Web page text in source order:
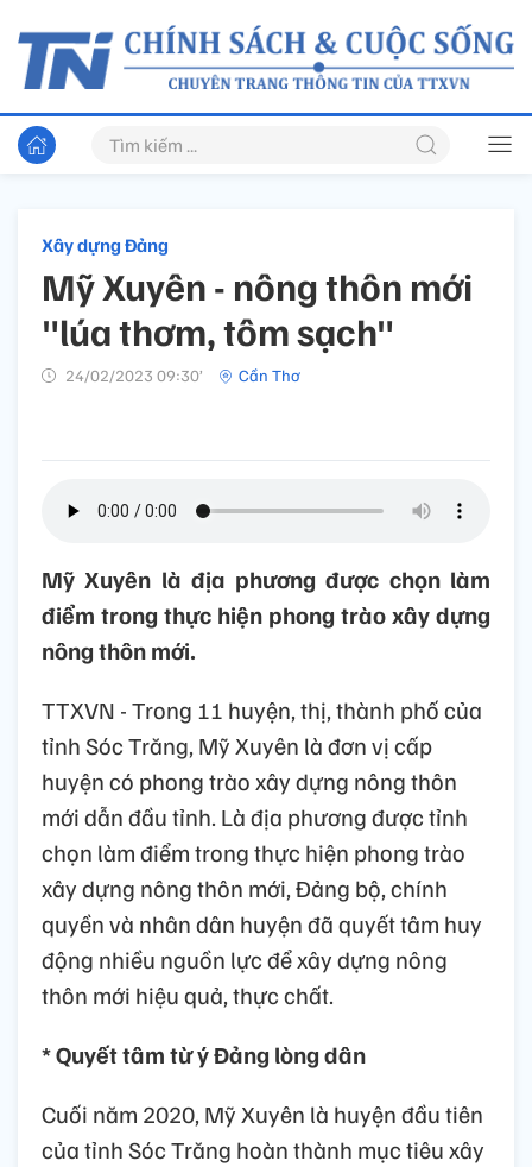
Xây dựng Đảng
Mỹ Xuyên - nông thôn mới
"lúa thơm, tôm sạch"
24/02/2023 09:30’ Cần Thơ
Mỹ Xuyên là địa phương được chọn làm
điểm trong thực hiện phong trào xây dựng
nông thôn mới.
TTXVN - Trong 11 huyện, thị, thành phố của
tỉnh Sóc Trăng, Mỹ Xuyên là đơn vị cấp
huyện có phong trào xây dựng nông thôn
mới dẫn đầu tỉnh. Là địa phương được tỉnh
chọn làm điểm trong thực hiện phong trào
xây dựng nông thôn mới, Đảng bộ, chính
quyền và nhân dân huyện đã quyết tâm huy
động nhiều nguồn lực để xây dựng nông
thôn mới hiệu quả, thực chất.
* Quyết tâm từ ý Đảng lòng dân
Cuối năm 2020, Mỹ Xuyên là huyện đầu tiên
của tỉnh Sóc Trăng hoàn thành mục tiêu xây